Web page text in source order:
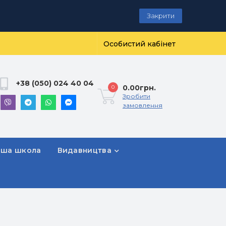
Закрити
Особистий кабінет
+38 (050) 024 40 04 0 0.00грн.
Зробити
замовлення
школа Видавництва